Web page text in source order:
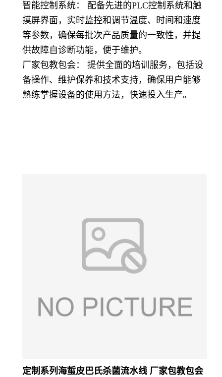
智能控制系统： 配备先进的PLC控制系统和触
摸屏界面，实时监控和调节温度、时间和速度
等参数，确保每批次产品质量的一致性，并提
供故障自诊断功能，便于维护。
厂家包教包会： 提供全面的培训服务，包括设
备操作、维护保养和技术支持，确保用户能够
熟练掌握设备的使用方法，快速投入生产。
定制系列海蜇皮巴氏杀菌流水线 厂家包教包会